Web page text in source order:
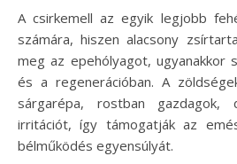
A csirkemell az egyik legjobb
számára, hiszen alacsony
meg az epehólyagot, ugyanakkor
és a regenerációban. A
sárgarépa, rostban gazdagok,
irritációt, így támogatják az
bélműködés egyensúlyát.